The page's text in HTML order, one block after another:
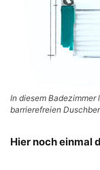
In diesem
barrierefreien
Hier noch einmal